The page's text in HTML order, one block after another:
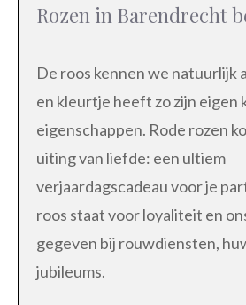
Rozen in Barendrecht
De roos kennen we natuurlijk
en kleurtje heeft zo zijn eigen
eigenschappen. Rode rozen
uiting van liefde: een ultiem
verjaardagscadeau voor je
roos staat voor loyaliteit en
gegeven bij rouwdiensten,
jubileums.